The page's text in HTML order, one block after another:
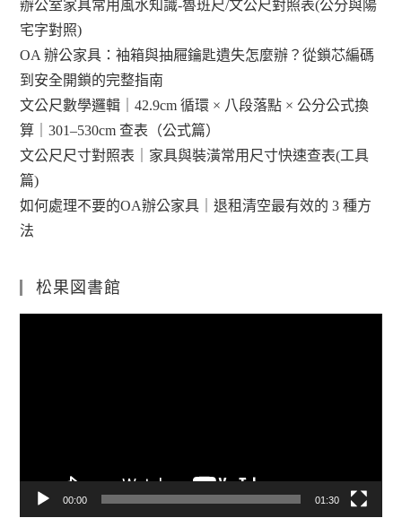
辦公室家具常用風水知識-魯班尺/文公尺對照表(公分與陽
宅字對照)
OA 辦公家具：袖箱與抽屜鑰匙遺失怎麼辦？從鎖芯編碼
到安全開鎖的完整指南
文公尺數學邏輯｜42.9cm 循環 × 八段落點 × 公分公式換
算｜301–530cm 查表（公式篇）
文公尺尺寸對照表｜家具與裝潢常用尺寸快速查表(工具
篇)
如何處理不要的OA辦公家具｜退租清空最有效的 3 種方
法
松果図書館
00:00 01:30